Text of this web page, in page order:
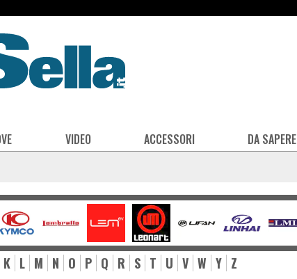
VIDEO ACCESSORI DA SAPERE
K L M N O P Q R S T U V W Y Z